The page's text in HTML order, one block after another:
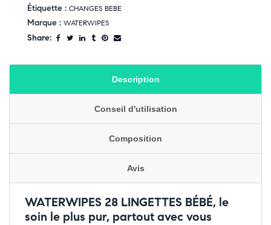
Étiquette : CHANGES BEBE
Marque : WATERWIPES
Share:
Description
Conseil d'utilisation
Composition
Avis
WATERWIPES 28 LINGETTES BÉBÉ, le
soin le plus pur, partout avec vous